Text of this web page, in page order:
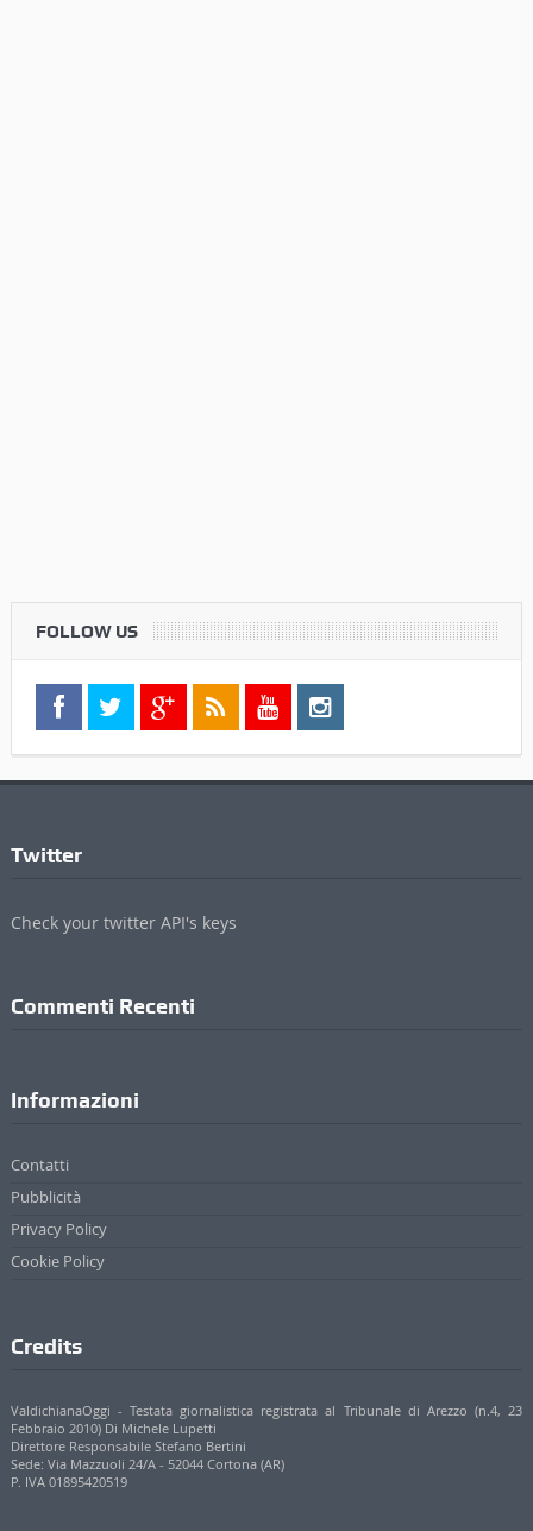
FOLLOW US
Twitter
Check your twitter API's keys
Commenti Recenti
Informazioni
Contatti
Pubblicità
Privacy Policy
Cookie Policy
Credits
ValdichianaOggi - Testata giornalistica registrata al Tribunale di Arezzo (n.4, 23
Febbraio 2010) Di Michele Lupetti
Direttore Responsabile Stefano Bertini
Sede: Via Mazzuoli 24/A - 52044 Cortona (AR)
P. IVA 01895420519